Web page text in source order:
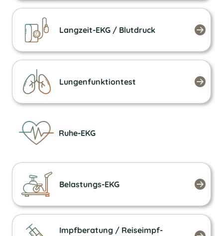
Langzeit-EKG / Blutdruck
Lungen­funktion­test
Ruhe-EKG
Belastungs-EKG
Impfberatung / Reiseimpf­